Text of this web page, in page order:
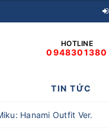
HOTLINE
0948301380
TIN TỨC
Hanami Outfit Ver.